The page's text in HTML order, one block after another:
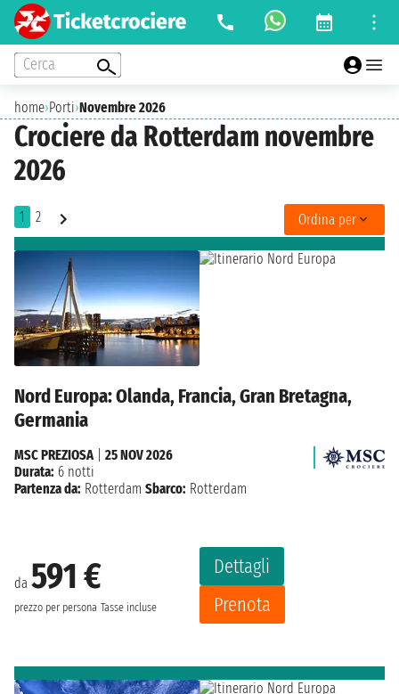
Cerca
home›Porti›Novembre 2026
Crociere da Rotterdam novembre
2026
1 2 Ordina per
Nord Europa: Olanda, Francia, Gran Bretagna,
Germania
da 591 €
prezzo per persona Tasse incluse
Dettagli
Prenota
MSC PREZIOSA
25 NOV 2026
Durata: 6 notti
Partenza da: Rotterdam Sbarco: Rotterdam